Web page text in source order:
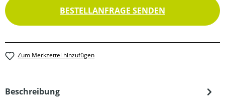
BESTELLANFRAGE SENDEN
Zum Merkzettel hinzufügen
Beschreibung